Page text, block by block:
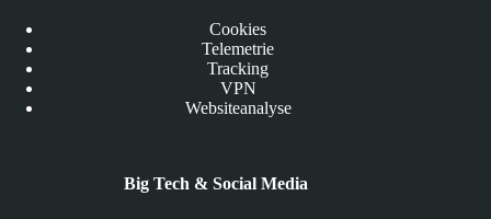
Cookies
Telemetrie
Tracking
VPN
Websiteanalyse
Big Tech & Social Media